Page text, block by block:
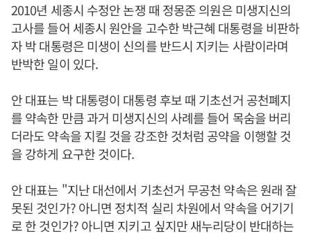
2010년 세종시 수정안 논쟁 때 정몽준 의원은 미생지신의
고사를 들어 세종시 원안을 고수한 박근혜 대통령을 비판하
자 박 대통령은 미생이 신의를 반드시 지키는 사람이라며
반박한 일이 있다.
안 대표는 박 대통령이 대통령 후보 때 기초선거 공천폐지
를 약속한 만큼 과거 미생지신의 사례를 들어 목숨을 버리
더라도 약속을 지킬 것을 강조한 것처럼 공약을 이행할 것
을 강하게 요구한 것이다.
안 대표는 "지난 대선에서 기초선거 무공천 약속은 원래 잘
못된 것인가? 아니면 정치적 실리 차원에서 약속을 어기기
로 한 것인가? 아니면 지키고 싶지만 새누리당이 반대하는